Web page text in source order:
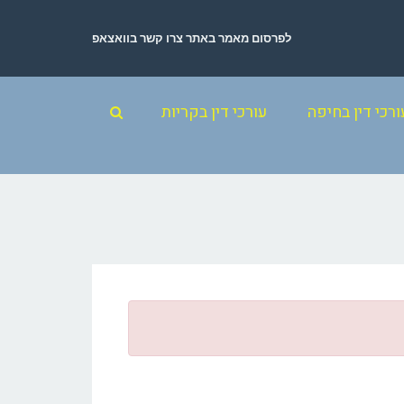
לפרסום מאמר באתר צרו קשר בוואצאפ
דין בחיפה עורכי דין בקריות